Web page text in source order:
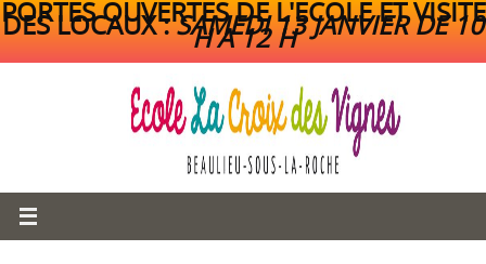
PORTES OUVERTES DE L'ECOLE ET VISITE
DES LOCAUX :SAMEDI 13 JANVIER DE 10
H A 12 H